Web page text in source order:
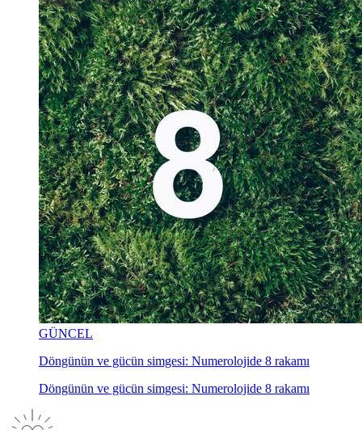
GÜNCEL
Döngünün ve gücün simgesi: Numerolojide 8 rakamı
Döngünün ve gücün simgesi: Numerolojide 8 rakamı